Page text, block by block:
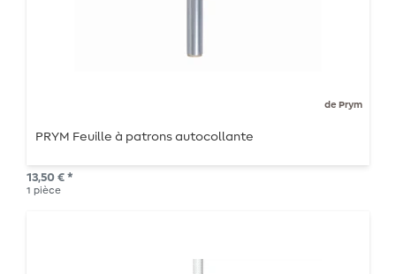
de Prym
PRYM Feuille à patrons autocollante
13,50 € *
1 pièce